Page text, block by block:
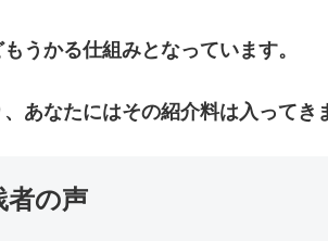
うかる仕組みとなっています。
あなたにはその紹介料は入ってき
者の声